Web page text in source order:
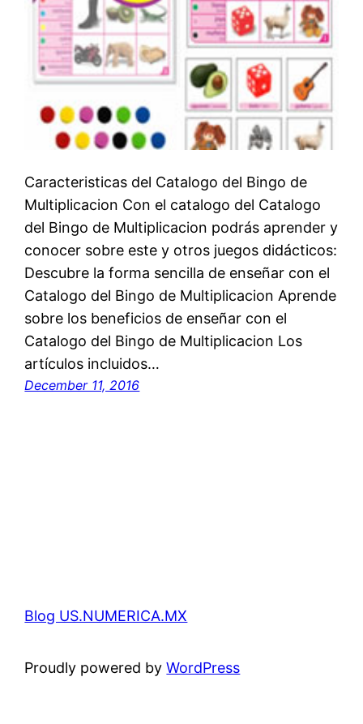
Caracteristicas del Catalogo del Bingo de
Multiplicacion Con el catalogo del Catalogo
del Bingo de Multiplicacion podrás aprender y
conocer sobre este y otros juegos didácticos:
Descubre la forma sencilla de enseñar con el
Catalogo del Bingo de Multiplicacion Aprende
sobre los beneficios de enseñar con el
Catalogo del Bingo de Multiplicacion Los
artículos incluidos…
December 11, 2016
Blog US.NUMERICA.MX
Proudly powered byWordPress